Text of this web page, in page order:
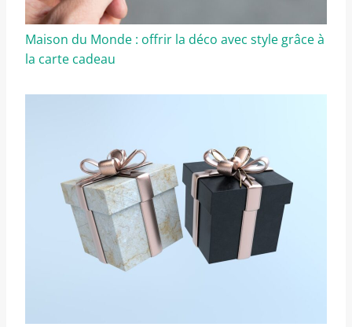
Maison du Monde : offrir la déco avec style grâce à
la carte cadeau